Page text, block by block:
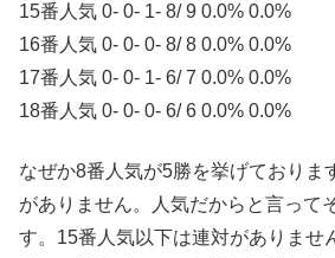
15番人気 0- 0- 1- 8/ 9 0.0% 0.0%
16番人気 0- 0- 0- 8/ 8 0.0% 0.0%
17番人気 0- 0- 1- 6/ 7 0.0% 0.0%
18番人気 0- 0- 0- 6/ 6 0.0% 0.0%
なぜか8番人気が5勝を挙げておりま
がありません。人気だからと言って
す。15番人気以下は連対がありませ